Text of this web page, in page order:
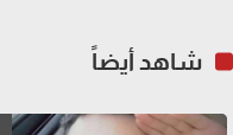
شاهد أيضاً